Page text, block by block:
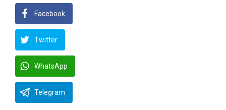
Facebook
Twitter
WhatsApp
Telegram